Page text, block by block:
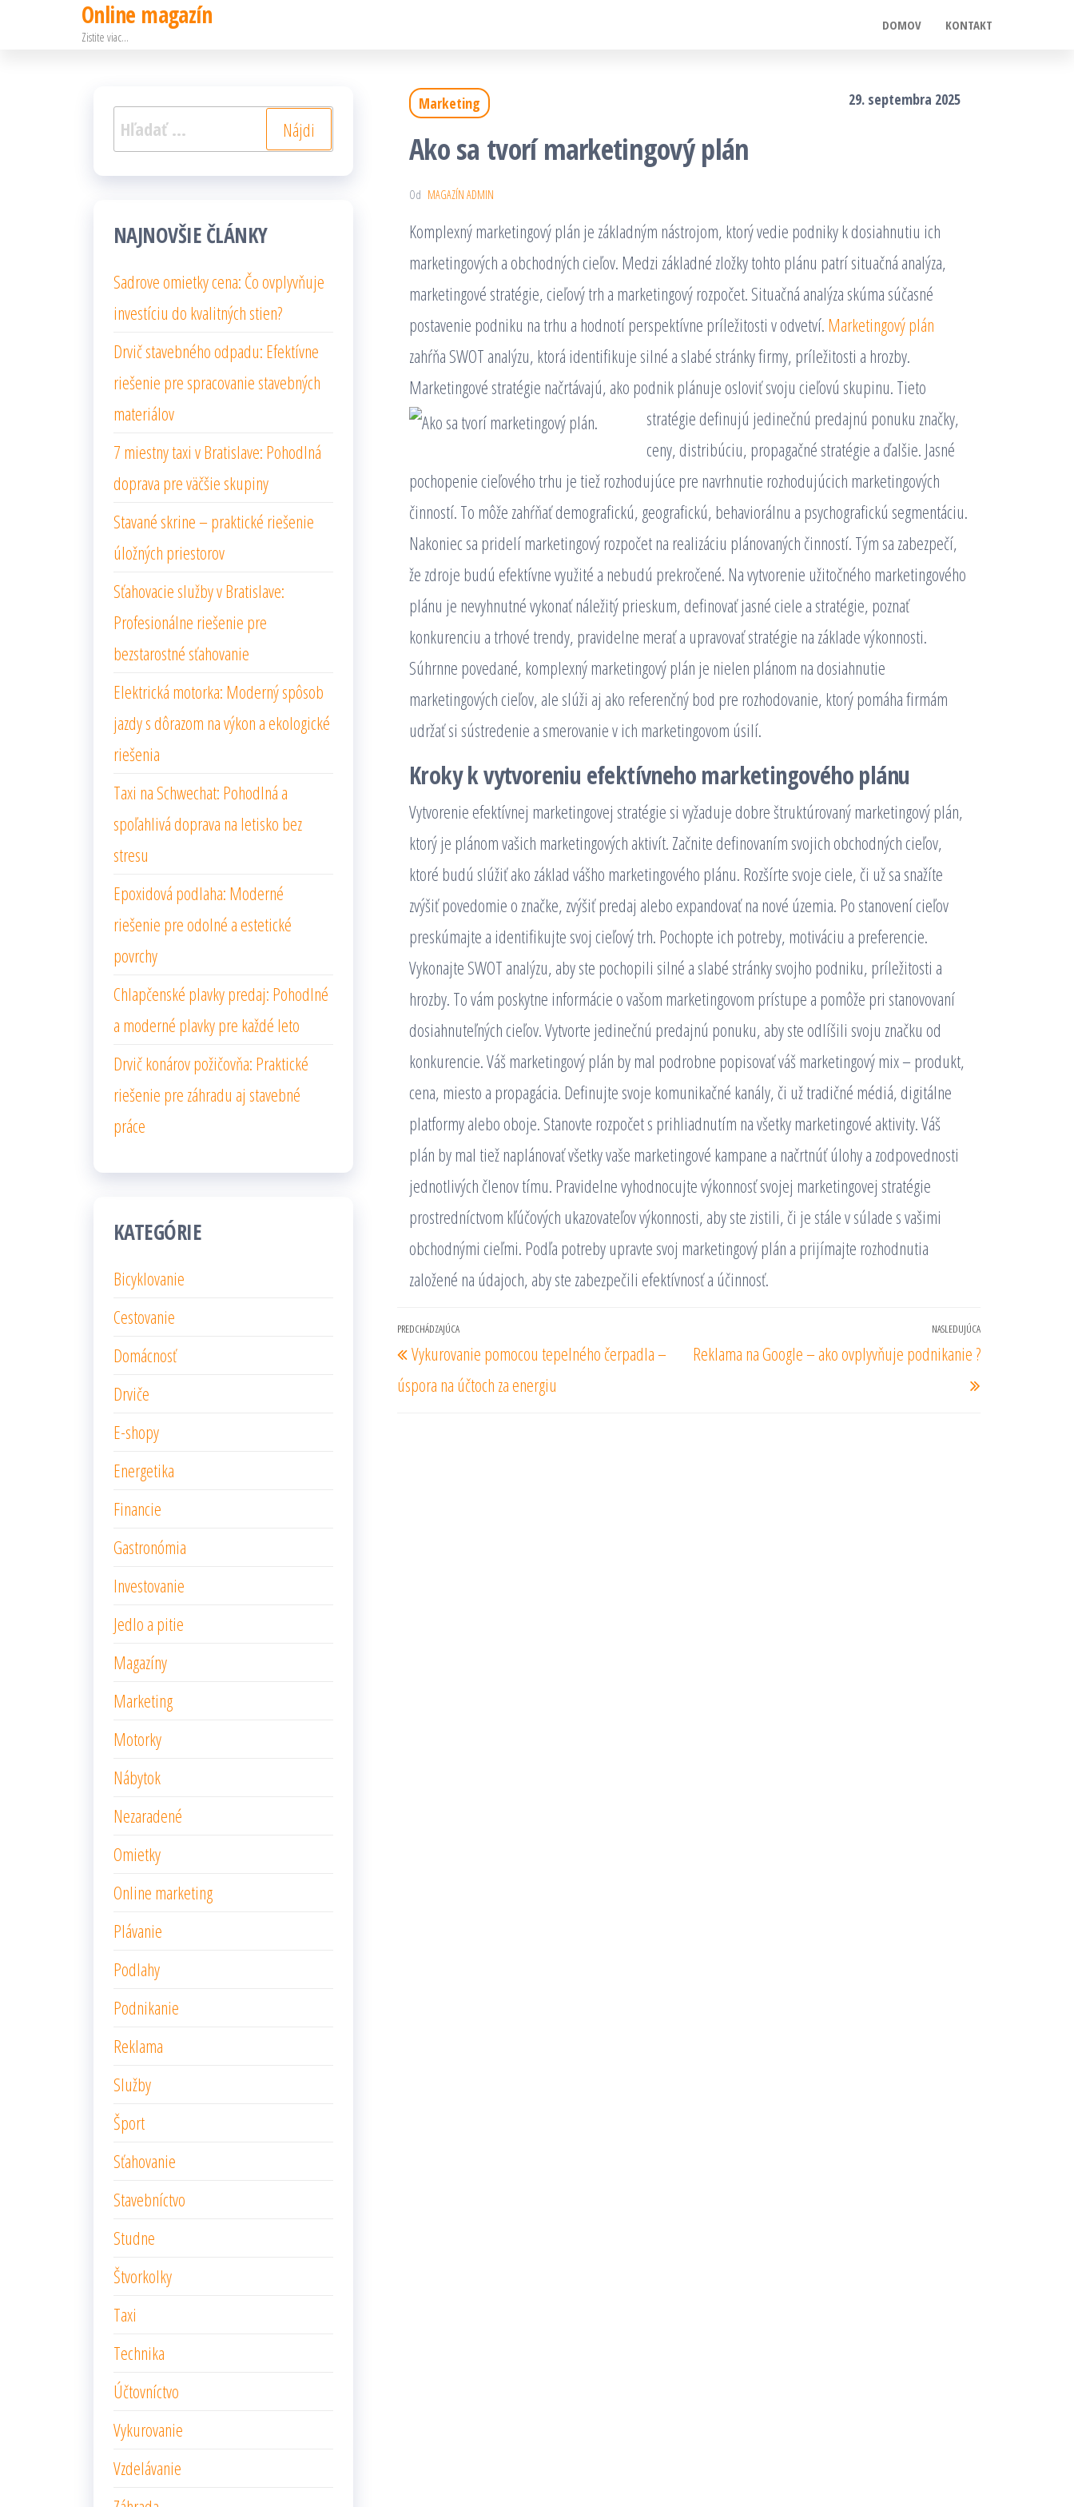
Online magazín
Zistite viac…
DOMOV KONTAKT
Marketing 29. septembra 2025
Ako sa tvorí marketingový plán
Od MAGAZÍN ADMIN
Komplexný marketingový plán je základným nástrojom, ktorý vedie podniky k dosiahnutiu ich
marketingových a obchodných cieľov. Medzi základné zložky tohto plánu patrí situačná analýza,
marketingové stratégie, cieľový trh a marketingový rozpočet. Situačná analýza skúma súčasné
postavenie podniku na trhu a hodnotí perspektívne príležitosti v odvetví. Marketingový plán
zahŕňa SWOT analýzu, ktorá identifikuje silné a slabé stránky firmy, príležitosti a hrozby.
Marketingové stratégie načrtávajú, ako podnik plánuje osloviť svoju cieľovú skupinu. Tieto
stratégie definujú jedinečnú predajnú ponuku značky,
ceny, distribúciu, propagačné stratégie a ďalšie. Jasné
pochopenie cieľového trhu je tiež rozhodujúce pre navrhnutie rozhodujúcich marketingových
činností. To môže zahŕňať demografickú, geografickú, behaviorálnu a psychografickú segmentáciu.
Nakoniec sa pridelí marketingový rozpočet na realizáciu plánovaných činností. Tým sa zabezpečí,
že zdroje budú efektívne využité a nebudú prekročené. Na vytvorenie užitočného marketingového
plánu je nevyhnutné vykonať náležitý prieskum, definovať jasné ciele a stratégie, poznať
konkurenciu a trhové trendy, pravidelne merať a upravovať stratégie na základe výkonnosti.
Súhrnne povedané, komplexný marketingový plán je nielen plánom na dosiahnutie
marketingových cieľov, ale slúži aj ako referenčný bod pre rozhodovanie, ktorý pomáha firmám
udržať si sústredenie a smerovanie v ich marketingovom úsilí.
Kroky k vytvoreniu efektívneho marketingového plánu
Vytvorenie efektívnej marketingovej stratégie si vyžaduje dobre štruktúrovaný marketingový plán,
ktorý je plánom vašich marketingových aktivít. Začnite definovaním svojich obchodných cieľov,
ktoré budú slúžiť ako základ vášho marketingového plánu. Rozšírte svoje ciele, či už sa snažíte
zvýšiť povedomie o značke, zvýšiť predaj alebo expandovať na nové územia. Po stanovení cieľov
preskúmajte a identifikujte svoj cieľový trh. Pochopte ich potreby, motiváciu a preferencie.
Vykonajte SWOT analýzu, aby ste pochopili silné a slabé stránky svojho podniku, príležitosti a
hrozby. To vám poskytne informácie o vašom marketingovom prístupe a pomôže pri stanovovaní
dosiahnuteľných cieľov. Vytvorte jedinečnú predajnú ponuku, aby ste odlíšili svoju značku od
konkurencie. Váš marketingový plán by mal podrobne popisovať váš marketingový mix – produkt,
cena, miesto a propagácia. Definujte svoje komunikačné kanály, či už tradičné médiá, digitálne
platformy alebo oboje. Stanovte rozpočet s prihliadnutím na všetky marketingové aktivity. Váš
plán by mal tiež naplánovať všetky vaše marketingové kampane a načrtnúť úlohy a zodpovednosti
jednotlivých členov tímu. Pravidelne vyhodnocujte výkonnosť svojej marketingovej stratégie
prostredníctvom kľúčových ukazovateľov výkonnosti, aby ste zistili, či je stále v súlade s vašimi
obchodnými cieľmi. Podľa potreby upravte svoj marketingový plán a prijímajte rozhodnutia
založené na údajoch, aby ste zabezpečili efektívnosť a účinnosť.
Navigácia
v
článku
Predchádzajúci
príspevok
PREDCHÁDZAJÚCA
Vykurovanie pomocou tepelného čerpadla –
úspora na účtoch za energiu
Nasledujúci
NASLEDUJÚCA
Reklama na Google – ako ovplyvňuje podnikanie ?
Hľadať:
NAJNOVŠIE ČLÁNKY
Sadrove omietky cena: Čo ovplyvňuje
investíciu do kvalitných stien?
Drvič stavebného odpadu: Efektívne
riešenie pre spracovanie stavebných
materiálov
7 miestny taxi v Bratislave: Pohodlná
doprava pre väčšie skupiny
Stavané skrine – praktické riešenie
úložných priestorov
Sťahovacie služby v Bratislave:
Profesionálne riešenie pre
bezstarostné sťahovanie
Elektrická motorka: Moderný spôsob
jazdy s dôrazom na výkon a ekologické
riešenia
Taxi na Schwechat: Pohodlná a
spoľahlivá doprava na letisko bez
stresu
Epoxidová podlaha: Moderné
riešenie pre odolné a estetické
povrchy
Chlapčenské plavky predaj: Pohodlné
a moderné plavky pre každé leto
Drvič konárov požičovňa: Praktické
riešenie pre záhradu aj stavebné
práce
KATEGÓRIE
Bicyklovanie
Cestovanie
Domácnosť
Drviče
E-shopy
Energetika
Financie
Gastronómia
Investovanie
Jedlo a pitie
Magazíny
Marketing
Motorky
Nábytok
Nezaradené
Omietky
Online marketing
Plávanie
Podlahy
Podnikanie
Reklama
Služby
Šport
Sťahovanie
Stavebníctvo
Studne
Štvorkolky
Taxi
Technika
Účtovníctvo
Vykurovanie
Vzdelávanie